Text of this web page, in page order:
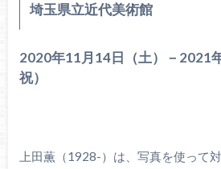
埼玉県立近代美術館
2020年11月14日（土）－2021
祝）
上田薫（1928-）は、写真を使って